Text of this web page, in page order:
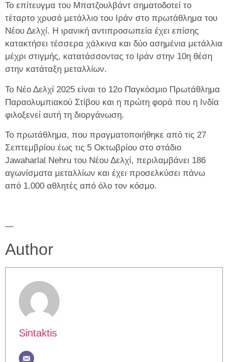
Το επίτευγμα του Μπατζουλβάντ σηματοδοτεί το
τέταρτο χρυσό μετάλλιο του Ιράν στο πρωτάθλημα του
Νέου Δελχί. Η ιρανική αντιπροσωπεία έχει επίσης
κατακτήσει τέσσερα χάλκινα και δύο ασημένια μετάλλια
μέχρι στιγμής, κατατάσσοντας το Ιράν στην 10η θέση
στην κατάταξη μεταλλίων.
Το Νέο Δελχί 2025 είναι το 12ο Παγκόσμιο Πρωτάθλημα
Παραολυμπιακού Στίβου και η πρώτη φορά που η Ινδία
φιλοξενεί αυτή τη διοργάνωση.
Το πρωτάθλημα, που πραγματοποιήθηκε από τις 27
Σεπτεμβρίου έως τις 5 Οκτωβρίου στο στάδιο
Jawaharlal Nehru του Νέου Δελχί, περιλαμβάνει 186
αγωνίσματα μεταλλίων και έχει προσελκύσει πάνω
από 1.000 αθλητές από όλο τον κόσμο.
—
Author
Sintaktis